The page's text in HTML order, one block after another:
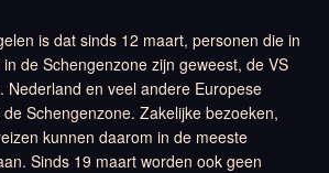
is dat sinds 12 maart, personen die in
de Schengenzone zijn geweest, de VS
Nederland en veel andere Europese
Schengenzone. Zakelijke bezoeken,
kunnen daarom in de meeste
Sinds 19 maart worden ook geen